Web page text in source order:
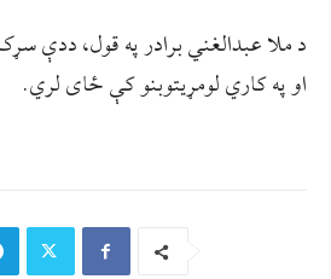
د ملا عبدالغني برادر په قول، ددې
او په کاري لومړیتوبنو کې ځای لري.